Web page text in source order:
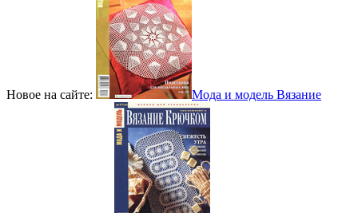
Новое на сайте: Мода и модель Вязание